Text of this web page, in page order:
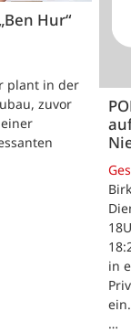
Hur“
plant in der
zuvor
in
…